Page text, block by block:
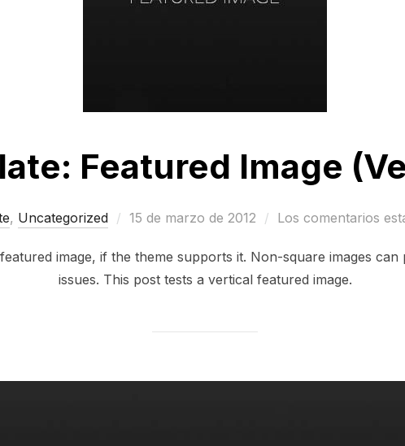
Featured Image
, Uncategorized
Publicado
15 de marzo de 2012 Los comentarios
image, if the theme supports it. Non-square images can
issues. This post tests a vertical featured image.